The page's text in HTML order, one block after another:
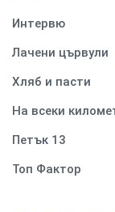
Интервю
Лачени цървули
Хляб и пасти
На всеки
Петък 13
Топ Фактор